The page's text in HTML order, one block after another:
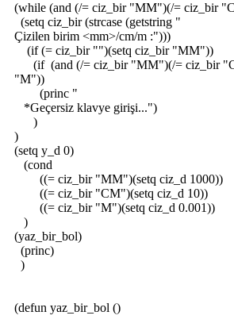
(while (and (/= ciz_bir "MM")(/= ciz_bir
(setq ciz_bir (strcase (getstring "
Çizilen birim <mm>/cm/m :")))
(if (= ciz_bir "")(setq ciz_bir "MM"))
(if (and (/= ciz_bir "MM")(/= ciz_bir
"M"))
(princ "
*Geçersiz klavye girişi...")
)
)
(setq y_d 0)
(cond
((= ciz_bir "MM")(setq ciz_d 1000))
((= ciz_bir "CM")(setq ciz_d 10))
((= ciz_bir "M")(setq ciz_d 0.001))
)
(yaz_bir_bol)
(princ)
)
(defun yaz_bir_bol ()